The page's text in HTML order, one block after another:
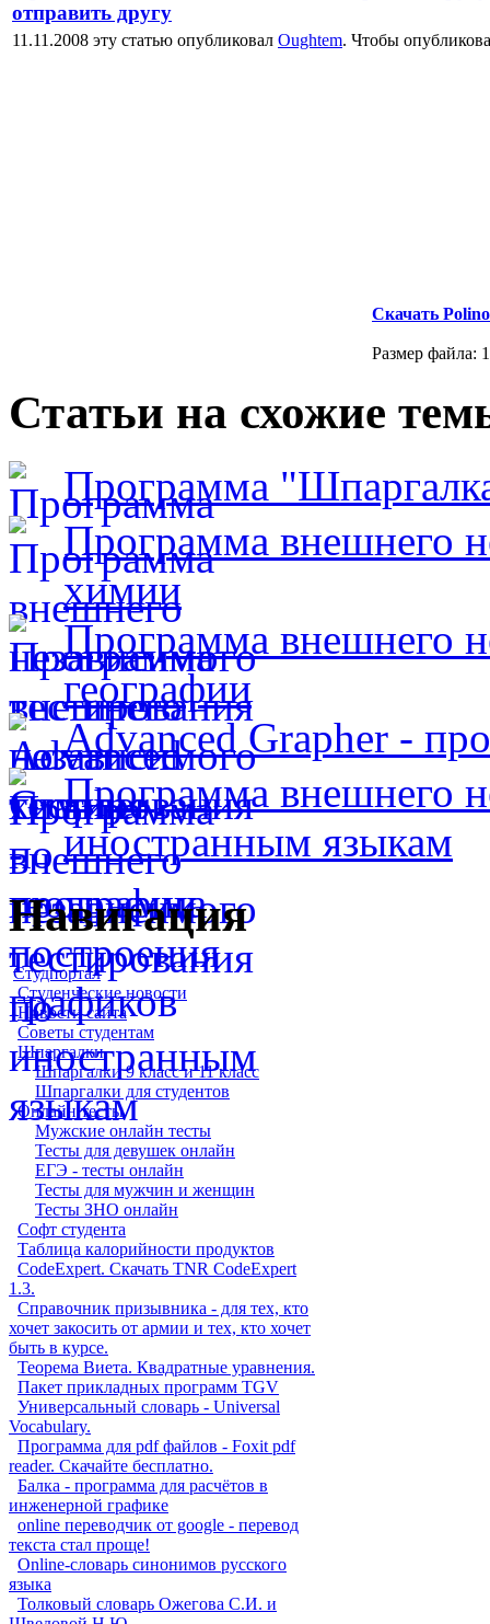
отправить другу
11.11.2008 эту статью опубликовал Oughtem. Чтобы
Скачать
Размер файла:
Статьи на схожие
Программа
Программа внешнего
химии
Программа внешнего
географии
Advanced Grapher -
Программа внешнего
иностранным языкам
Навигация
Студпортал
Студенческие новости
Новости сайта
Советы студентам
Шпаргалки
Шпаргалки 9 класс и 11 класс
Шпаргалки для студентов
Онлайн тесты
Мужские онлайн тесты
Тесты для девушек онлайн
ЕГЭ - тесты онлайн
Тесты для мужчин и женщин
Тесты ЗНО онлайн
Софт студента
Таблица калорийности продуктов
CodeExpert. Скачать TNR CodeExpert
1.3.
Справочник призывника - для тех, кто
хочет закосить от армии и тех, кто хочет
быть в курсе.
Теорема Виета. Квадратные уравнения.
Пакет прикладных программ TGV
Универсальный словарь - Universal
Vocabulary.
Программа для pdf файлов - Foxit pdf
reader. Скачайте бесплатно.
Балка - программа для расчётов в
инженерной графике
online переводчик от google - перевод
текста стал проще!
Online-словарь синонимов русского
языка
Толковый словарь Ожегова С.И. и